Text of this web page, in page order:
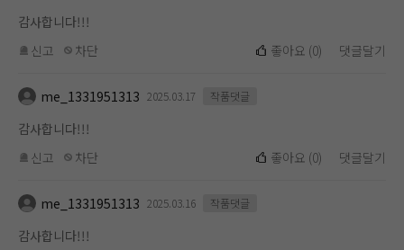
감사합니다!!!
신고
차단 좋아요 (0) 댓글달기
me_1331951313 2025.03.17 작품댓글
감사합니다!!!
신고
차단 좋아요 (0) 댓글달기
me_1331951313 2025.03.16 작품댓글
감사합니다!!!